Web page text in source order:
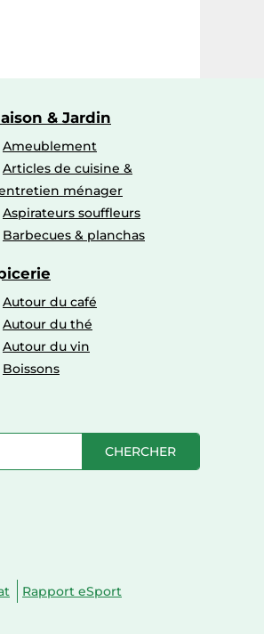
& Jardin
Ameublement
Articles de cuisine &
ménager
Aspirateurs souffleurs
Barbecues & planchas
Autour du café
Autour du thé
Autour du vin
Boissons
CHERCHER
Rapport eSport